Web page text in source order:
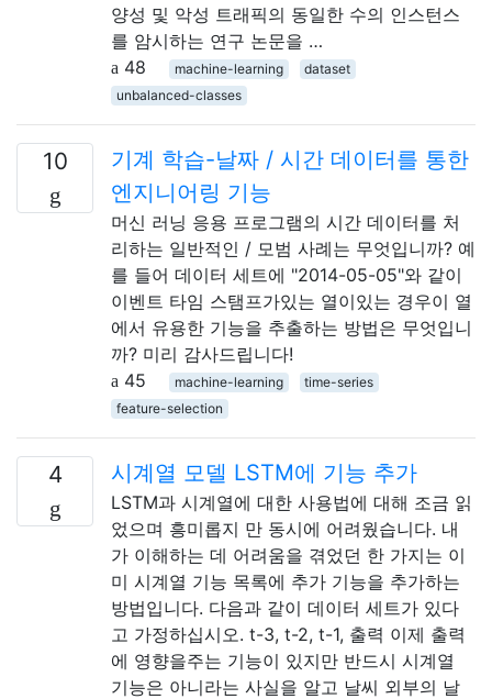
양성 및 악성 트래픽의 동일한 수의 인스턴스
를 암시하는 연구 논문을 …
48
machine-learning
dataset
unbalanced-classes
10
기계 학습-날짜 / 시간 데이터를 통한
엔지니어링 기능
머신 러닝 응용 프로그램의 시간 데이터를 처
리하는 일반적인 / 모범 사례는 무엇입니까? 예
를 들어 데이터 세트에 "2014-05-05"와 같이
이벤트 타임 스탬프가있는 열이있는 경우이 열
에서 유용한 기능을 추출하는 방법은 무엇입니
까? 미리 감사드립니다!
45
machine-learning
time-series
feature-selection
4 시계열 모델 LSTM에 기능 추가
LSTM과 시계열에 대한 사용법에 대해 조금 읽
었으며 흥미롭지 만 동시에 어려웠습니다. 내
가 이해하는 데 어려움을 겪었던 한 가지는 이
미 시계열 기능 목록에 추가 기능을 추가하는
방법입니다. 다음과 같이 데이터 세트가 있다
고 가정하십시오. t-3, t-2, t-1, 출력 이제 출력
에 영향을주는 기능이 있지만 반드시 시계열
기능은 아니라는 사실을 알고 날씨 외부의 날